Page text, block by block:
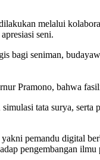
melalui
seni.
bagi seniman,
Pramono, bahwa
tata surya,
pemandu digital
pengembangan ilmu